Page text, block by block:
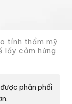
tính thẩm mỹ
lấy cảm hứng
phân phối